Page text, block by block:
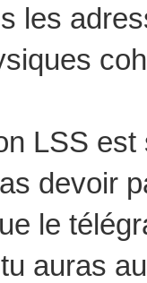
les
LSS
devoir
le
auras